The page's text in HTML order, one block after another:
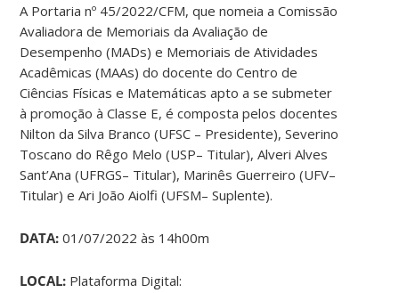
A Portaria nº 45/2022/CFM, que nomeia a Comissão
Avaliadora de Memoriais da Avaliação de
Desempenho (MADs) e Memoriais de Atividades
Acadêmicas (MAAs) do docente do Centro de
Ciências Físicas e Matemáticas apto a se submeter
à promoção à Classe E, é composta pelos docentes
Nilton da Silva Branco (UFSC – Presidente), Severino
Toscano do Rêgo Melo (USP– Titular), Alveri Alves
Sant’Ana (UFRGS– Titular), Marinês Guerreiro (UFV–
Titular) e Ari João Aiolfi (UFSM– Suplente).
DATA: 01/07/2022 às 14h00m
LOCAL: Plataforma Digital: